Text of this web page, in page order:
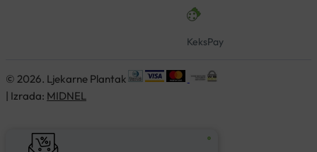
KeksPay
© 2026. Ljekarne Plantak
| Izrada: MIDNEL